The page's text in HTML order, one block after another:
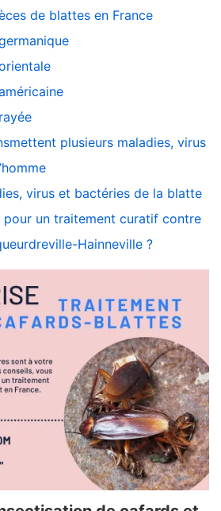
de blattes en France
plusieurs maladies, virus
virus et bactéries de la blatte
pour un traitement curatif contre
Hainneville ?